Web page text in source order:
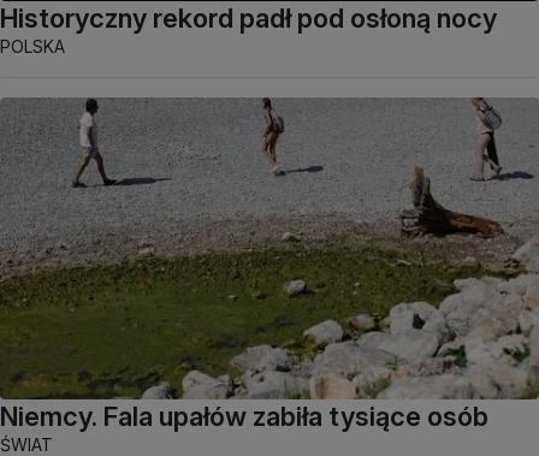
Historyczny rekord padł pod osłoną nocy
POLSKA
Niemcy. Fala upałów zabiła tysiące osób
ŚWIAT